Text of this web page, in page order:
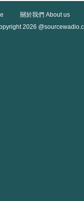
關於我們 About us
2026